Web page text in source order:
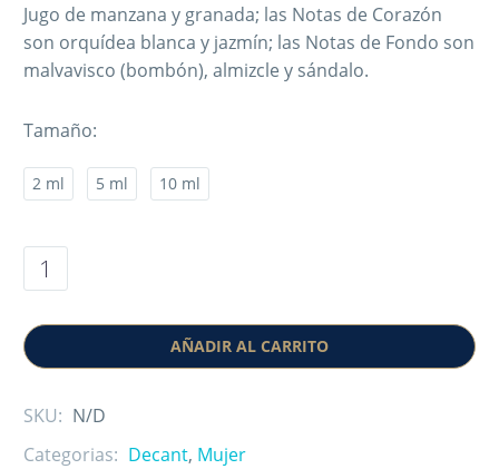
Jugo de manzana y granada; las Notas de Corazón
son orquídea blanca y jazmín; las Notas de Fondo son
malvavisco (bombón), almizcle y sándalo.
Tamaño
2 ml 5 ml 10 ml
AÑADIR AL CARRITO
SKU: N/D
Categorias: Decant, Mujer